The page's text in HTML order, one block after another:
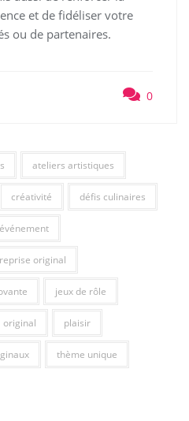
et de fidéliser votre
ou de partenaires.
0
ateliers artistiques
créativité défis culinaires
événement
original
jeux de rôle
original plaisir
thème unique